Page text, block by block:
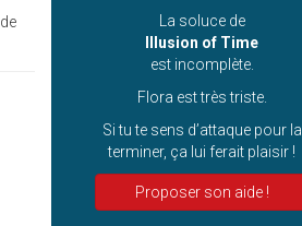
La soluce de
Illusion of Time
est incomplète.
Flora est très triste.
Si tu te sens d’attaque pour la
terminer, ça lui ferait plaisir !
Proposer son aide !